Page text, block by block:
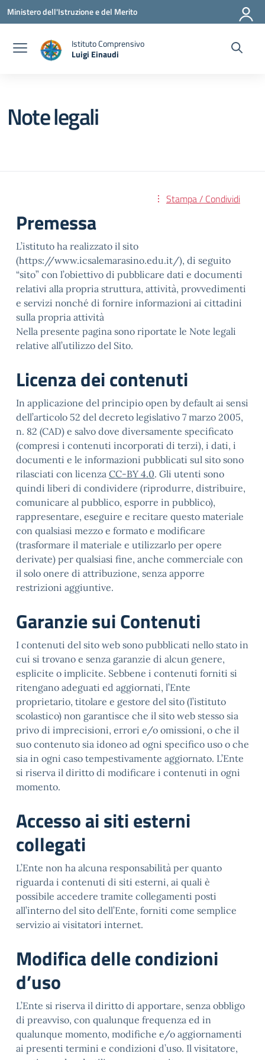
Vai ai contenuti
Vai al menu di navigazione
Vai al footer
Ministero dell'Istruzione e del Merito
Istituto Comprensivo
Luigi Einaudi
— Visita la pagina iniziale della scuola
Note legali
Stampa / Condividi
Premessa
L’istituto ha realizzato il sito
(https://www.icsalemarasino.edu.it/), di seguito
“sito” con l’obiettivo di pubblicare dati e documenti
relativi alla propria struttura, attività, provvedimenti
e servizi nonché di fornire informazioni ai cittadini
sulla propria attività
Nella presente pagina sono riportate le Note legali
relative all’utilizzo del Sito.
Licenza dei contenuti
In applicazione del principio open by default ai sensi
dell’articolo 52 del decreto legislativo 7 marzo 2005,
n. 82 (CAD) e salvo dove diversamente specificato
(compresi i contenuti incorporati di terzi), i dati, i
documenti e le informazioni pubblicati sul sito sono
rilasciati con licenza CC-BY 4.0. Gli utenti sono
quindi liberi di condividere (riprodurre, distribuire,
comunicare al pubblico, esporre in pubblico),
rappresentare, eseguire e recitare questo materiale
con qualsiasi mezzo e formato e modificare
(trasformare il materiale e utilizzarlo per opere
derivate) per qualsiasi fine, anche commerciale con
il solo onere di attribuzione, senza apporre
restrizioni aggiuntive.
Garanzie sui Contenuti
I contenuti del sito web sono pubblicati nello stato in
cui si trovano e senza garanzie di alcun genere,
esplicite o implicite. Sebbene i contenuti forniti si
ritengano adeguati ed aggiornati, l’Ente
proprietario, titolare e gestore del sito (l’istituto
scolastico) non garantisce che il sito web stesso sia
privo di imprecisioni, errori e/o omissioni, o che il
suo contenuto sia idoneo ad ogni specifico uso o che
sia in ogni caso tempestivamente aggiornato. L’Ente
si riserva il diritto di modificare i contenuti in ogni
momento.
Accesso ai siti esterni
collegati
L’Ente non ha alcuna responsabilità per quanto
riguarda i contenuti di siti esterni, ai quali è
possibile accedere tramite collegamenti posti
all’interno del sito dell’Ente, forniti come semplice
servizio ai visitatori internet.
Modifica delle condizioni
d’uso
L’Ente si riserva il diritto di apportare, senza obbligo
di preavviso, con qualunque frequenza ed in
qualunque momento, modifiche e/o aggiornamenti
ai presenti termini e condizioni d’uso. Il visitatore,